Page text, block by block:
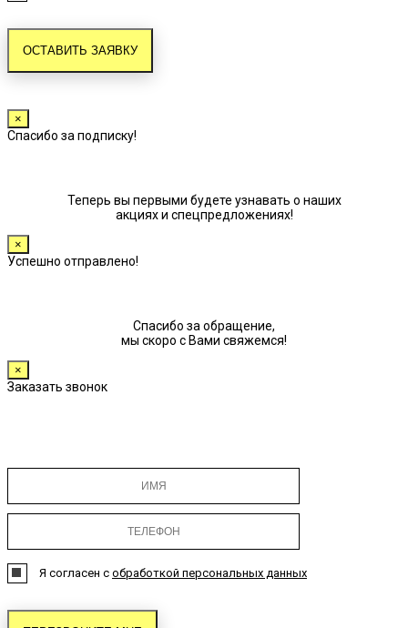
×
Спасибо за подписку!
Теперь вы первыми будете узнавать о наших
акциях и спецпредложениях!
×
Успешно отправлено!
Спасибо за обращение,
мы скоро с Вами свяжемся!
×
Заказать звонок
Я согласен с обработкой персональных данных